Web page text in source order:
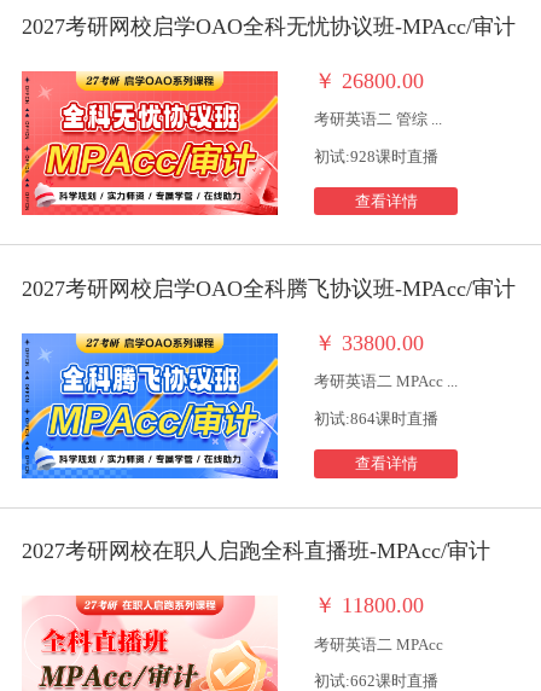
2027考研网校启学OAO全科无忧协议班-MPAcc/审计
￥ 26800.00
考研英语二 管综 ...
初试:928课时直播
查看详情
2027考研网校启学OAO全科腾飞协议班-MPAcc/审计
￥ 33800.00
考研英语二 MPAcc ...
初试:864课时直播
查看详情
2027考研网校在职人启跑全科直播班-MPAcc/审计
￥ 11800.00
考研英语二 MPAcc
初试:662课时直播